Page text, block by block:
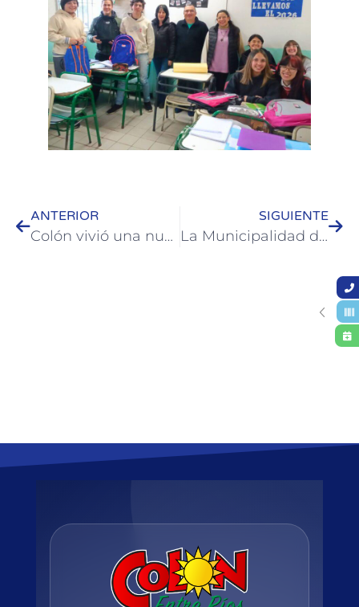
ANTERIOR
Colón vivió una nueva edición del Distinguished Gentleman’s Ride con más de 200 riders de Argentina y Uruguay
SIGUIENTE
La Municipalidad de Colón otorgará becas completas para la Diplomatura Universitaria en Logística y Gestión Operativa